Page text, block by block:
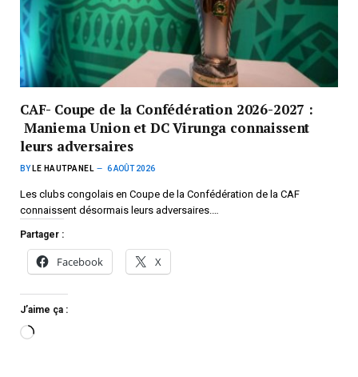
CAF- Coupe de la Confédération 2026-2027 :
Maniema Union et DC Virunga connaissent
leurs adversaires
BY LE HAUTPANEL 6 AOÛT 2026
Les clubs congolais en Coupe de la Confédération de la CAF
connaissent désormais leurs adversaires.…
Partager :
Facebook X
J’aime ça :